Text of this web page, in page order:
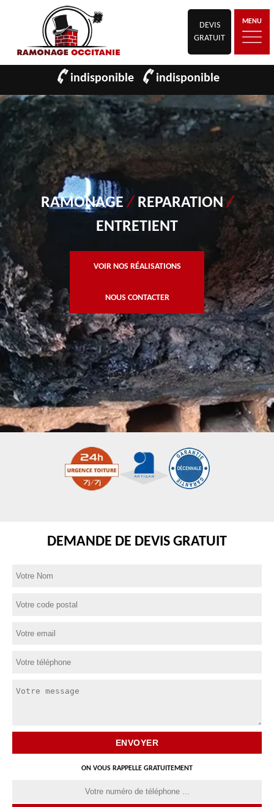
DEVIS
GRATUIT
MENU
indisponible indisponible
RAMONAGE/ REPARATION/
ENTRETIENT
VOIR NOS RÉALISATIONS
NOUS CONTACTER
DEMANDE DE DEVIS GRATUIT
ON VOUS RAPPELLE GRATUITEMENT